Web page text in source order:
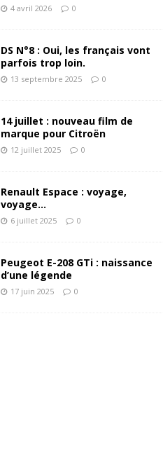
4 avril 2026 0
DS N°8 : Oui, les français vont
parfois trop loin.
13 septembre 2025 0
14 juillet : nouveau film de
marque pour Citroën
12 juillet 2025 0
Renault Espace : voyage,
voyage…
6 juillet 2025 0
Peugeot E-208 GTi : naissance
d’une légende
17 juin 2025 0